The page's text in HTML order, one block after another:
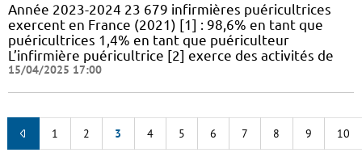
Année 2023-2024 23 679 infirmières puéricultrices
exercent en France (2021) [1] : 98,6% en tant que
puéricultrices 1,4% en tant que puériculteur
L’infirmière puéricultrice [2] exerce des activités de
15/04/2025 17:00
1 2 3 4 5 6 7 8 9 10